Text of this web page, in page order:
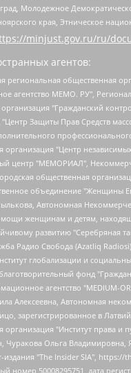
Молодежное
края, Этническое
minjust.gov.ru/ru/
агентов:
благотворительная организация помощи беженцам и мигрантам "Гражданское содействие", Негосударственное образовательное учреждение дополнительного профессионального образования (повышение квалификации) специалистов "АКАДЕМИЯ ПО ПРАВАМ ЧЕЛОВЕКА", Свердловская региональная общественная организация "Сутяжник", Автономная некоммерческая организация "Центр независимых социологических исследований", Союз общественных объединений "Российский исследовательский центр по правам человека", Региональное общественное учреждение научно-информационный центр "МЕМОРИАЛ", Некоммерческая организация "Фонд защиты гласности", Автономная некоммерческая организация "Институт прав человека", Городская общественная организация "Екатеринбургское общество "МЕМОРИАЛ", Городская общественная организация "Рязанское историко-просветительское и правозащитное общество "Мемориал" (Рязанский Мемориал), Челябинский региональный орган общественной самодеятельности – женское общественное объединение "Женщины Евразии", Челябинский региональный орган общественной самодеятельности "Уральская правозащитная группа", Фонд содействия защите здоровья и социальной справедливости имени Андрея Рылькова, Автономная Некоммерческая Организация "Аналитический Центр Юрия Левады", Автономная некоммерческая организация социальной поддержки населения "Проект Апрель", Региональная общественная организация помощи женщинам